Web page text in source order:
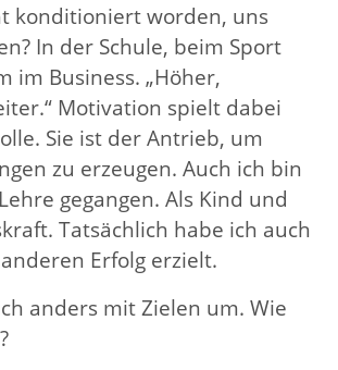
konditioniert worden, uns
In der Schule, beim Sport
im Business. „Höher,
Motivation spielt dabei
Sie ist der Antrieb, um
zu erzeugen. Auch ich bin
gegangen. Als Kind und
Tatsächlich habe ich auch
Erfolg erzielt.
anders mit Zielen um. Wie